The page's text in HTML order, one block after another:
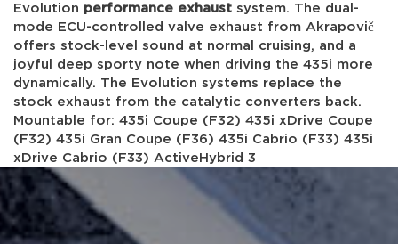
Evolution performance exhaust system. The dual-
mode ECU-controlled valve exhaust from Akrapovič
offers stock-level sound at normal cruising, and a
joyful deep sporty note when driving the 435i more
dynamically. The Evolution systems replace the
stock exhaust from the catalytic converters back.
Mountable for: 435i Coupe (F32) 435i xDrive Coupe
(F32) 435i Gran Coupe (F36) 435i Cabrio (F33) 435i
xDrive Cabrio (F33) ActiveHybrid 3